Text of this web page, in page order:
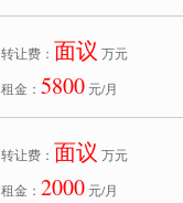
转让费： 面议 万元
租金： 5800 元/月
转让费： 面议 万元
租金： 2000 元/月